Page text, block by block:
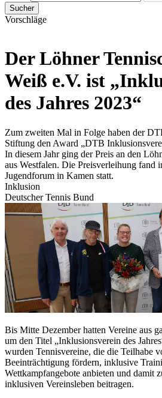
Sucher
Vorschläge
Der Löhner
Weiß e.V. ist
des Jahres 2023“
Zum zweiten Mal in Folge haben der
Stiftung den Award „DTB
In diesem Jahr ging der Preis an den
aus Westfalen. Die Preisverleihung fand
Jugendforum in Kamen statt.
Inklusion
Deutscher Tennis Bund
Bis Mitte Dezember hatten Vereine aus
um den Titel „Inklusionsverein des
wurden Tennisvereine, die die Teilhabe
Beeinträchtigung fördern, inklusive
Wettkampfangebote anbieten und damit
inklusiven Vereinsleben beitragen.